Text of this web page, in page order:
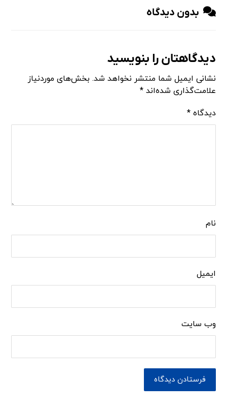
بدون دیدگاه
دیدگاهتان را بنویسید
نشانی ایمیل شما منتشر نخواهد شد. بخش‌های موردنیاز
علامت‌گذاری شده‌اند*
دیدگاه*
نام
ایمیل
وب‌ سایت
فرستادن دیدگاه